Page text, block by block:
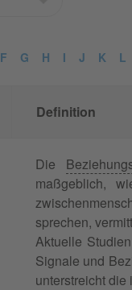
F G H I J K L
Definition
Die
maßgeblich,
sprechen,
Aktuelle
Signale und
unterstreicht